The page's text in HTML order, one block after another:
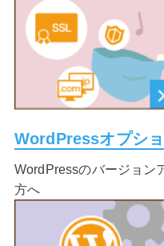
WordPressオプシ
WordPressのバージョン
方へ